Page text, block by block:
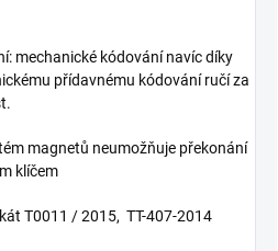
mechanické kódování navíc díky
přídavnému kódování ručí za
magnetů neumožňuje překonání
klíčem
T0011 / 2015, TT-407-2014